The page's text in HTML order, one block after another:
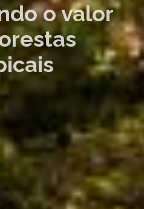
o valor